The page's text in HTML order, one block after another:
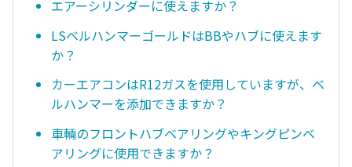
エアーシリンダーに使えますか？
LSベルハンマーゴールドはBBやハブに使えます
か？
カーエアコンはR12ガスを使用していますが、ベ
ルハンマーを添加できますか？
車輌のフロントハブベアリングやキングピンベ
アリングに使用できますか？